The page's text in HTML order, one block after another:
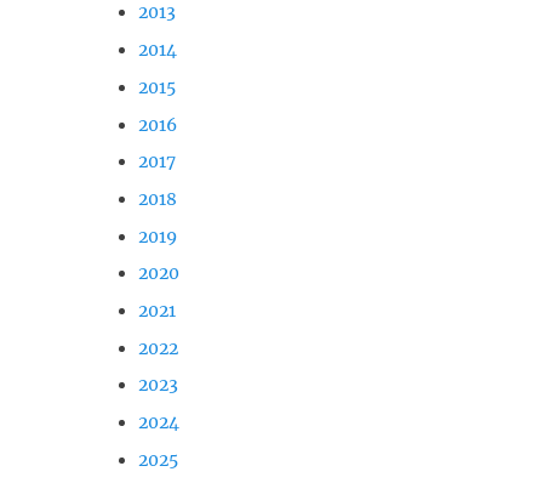
2013
2014
2015
2016
2017
2018
2019
2020
2021
2022
2023
2024
2025